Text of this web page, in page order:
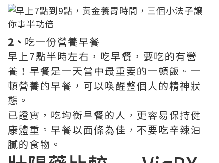
2、 吃一份營養早餐
早上7點半時左右，吃早餐，要吃的有營
養！早餐是一天當中最重要的一頓飯。一
頓營養的早餐，可以喚醒整個人的精神狀
態。
已證實，吃均衡早餐的人，更容易保持健
康體重。早餐以面條為佳，不要吃辛辣油
膩的食物。